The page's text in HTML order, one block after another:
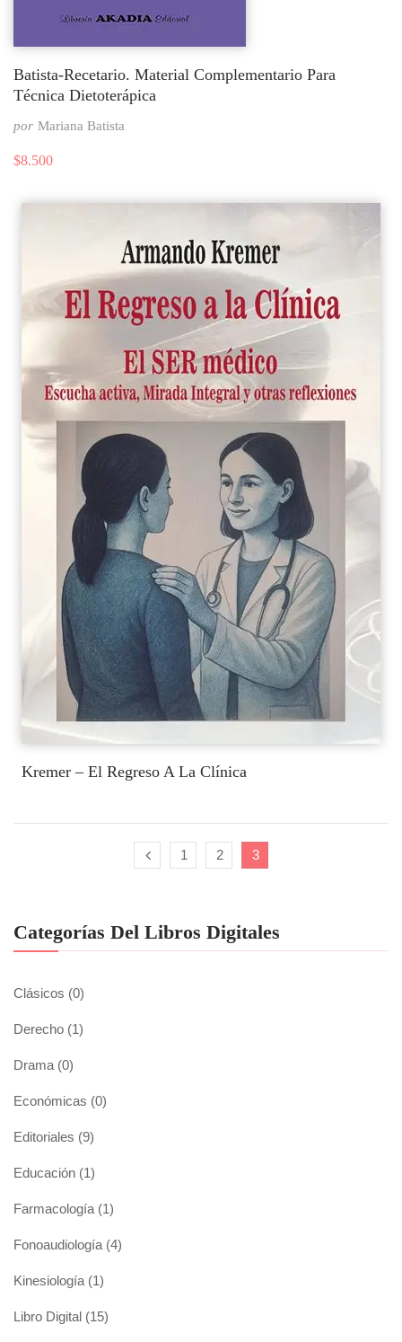
Categorías Del Libros Digitales
Clásicos (0)
Derecho (1)
Drama (0)
Económicas (0)
Editoriales (9)
Educación (1)
Farmacología (1)
Fonoaudiología (4)
Kinesiología (1)
Libro Digital (15)
Batista-Recetario. Material Complementario Para
Técnica Dietoterápica
por Mariana Batista
$8.500
Kremer – El Regreso A La Clínica
1 2 3